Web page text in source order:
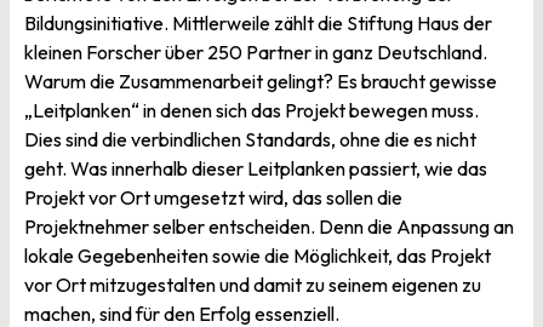
Bildungsinitiative. Mittlerweile zählt die Stiftung Haus der
kleinen Forscher über 250 Partner in ganz Deutschland.
Warum die Zusammenarbeit gelingt? Es braucht gewisse
„Leitplanken“ in denen sich das Projekt bewegen muss.
Dies sind die verbindlichen Standards, ohne die es nicht
geht. Was innerhalb dieser Leitplanken passiert, wie das
Projekt vor Ort umgesetzt wird, das sollen die
Projektnehmer selber entscheiden. Denn die Anpassung an
lokale Gegebenheiten sowie die Möglichkeit, das Projekt
vor Ort mitzugestalten und damit zu seinem eigenen zu
machen, sind für den Erfolg essenziell.